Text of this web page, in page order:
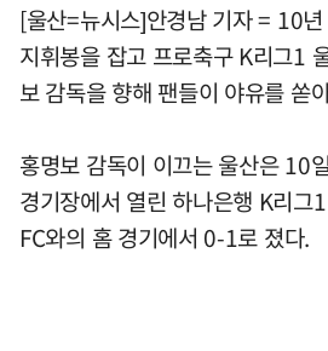
[울산=뉴시스]안경남 기자 = 10
지휘봉을 잡고 프로축구 K리그1
보 감독을 향해 팬들이 야유를 쏟
홍명보 감독이 이끄는 울산은 10
경기장에서 열린 하나은행 K리
FC와의 홈 경기에서 0-1로 졌다.